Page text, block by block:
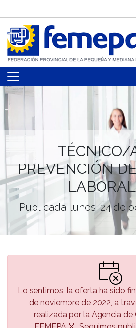
TÉCNICO/
PREVENCIÓN
Publicada: lunes, 24 de
Lo sentimos, la oferta ha sido
de noviembre de 2022, a
realizada por la Agencia de